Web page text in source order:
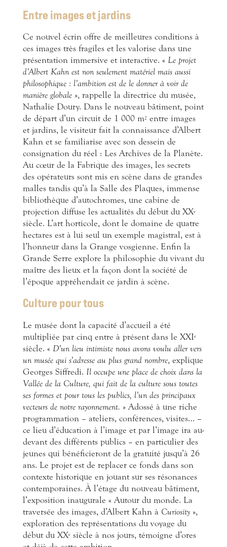
Entre images et jardins
Ce nouvel écrin offre de meilleures conditions à
ces images très fragiles et les valorise dans une
présentation immersive et interactive. « Le projet
d’Albert Kahn est non seulement matériel mais aussi
philosophique : l’ambition est de le donner à voir de
manière globale », rappelle la directrice du musée,
Nathalie Doury. Dans le nouveau bâtiment, point
de départ d’un circuit de 1 000 m2 entre images
et jardins, le visiteur fait la connaissance d’Albert
Kahn et se familiarise avec son dessein de
consignation du réel : Les Archives de la Planète.
Au cœur de la Fabrique des images, les secrets
des opérateurs sont mis en scène dans de grandes
malles tandis qu’à la Salle des Plaques, immense
bibliothèque d’autochromes, une cabine de
projection diffuse les actualités du début du XXe
siècle. L’art horticole, dont le domaine de quatre
hectares est à lui seul un exemple magistral, est à
l’honneur dans la Grange vosgienne. Enfin la
Grande Serre explore la philosophie du vivant du
maître des lieux et la façon dont la société de
l’époque appréhendait ce jardin à scène.
Culture pour tous
Le musée dont la capacité d’accueil a été
multipliée par cinq entre à présent dans le XXIe
siècle. « D’un lieu intimiste nous avons voulu aller vers
un musée qui s’adresse au plus grand nombre, explique
Georges Siffredi. Il occupe une place de choix dans la
Vallée de la Culture, qui fait de la culture sous toutes
ses formes et pour tous les publics, l’un des principaux
vecteurs de notre rayonnement. » Adossé à une riche
programmation – ateliers, conférences, visites… –
ce lieu d’éducation à l’image et par l’image ira au-
devant des différents publics – en particulier des
jeunes qui bénéficieront de la gratuité jusqu’à 26
ans. Le projet est de replacer ce fonds dans son
contexte historique en jouant sur ses résonances
contemporaines. À l’étage du nouveau bâtiment,
l’exposition inaugurale « Autour du monde. La
traversée des images, d’Albert Kahn à Curiosity »,
exploration des représentations du voyage du
début du XXe siècle à nos jours, témoigne d’ores